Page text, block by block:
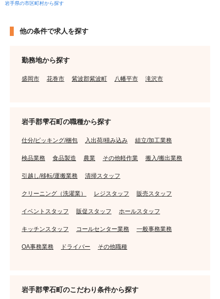
岩手県の市区町村から探す
他の条件で求人を探す
勤務地から探す
盛岡市 花巻市 紫波郡紫波町 八幡平市 滝沢市
岩手郡雫石町の職種から探す
仕分/ピッキング/梱包 入出荷/積み込み 組立/加工業務
検品業務 食品製造 農業 その他軽作業 搬入/搬出業務
引越し/移転/運搬業務 清掃スタッフ
クリーニング（洗濯業） レジスタッフ 販売スタッフ
イベントスタッフ 販促スタッフ ホールスタッフ
キッチンスタッフ コールセンター業務 一般事務業務
OA事務業務 ドライバー その他職種
岩手郡雫石町のこだわり条件から探す